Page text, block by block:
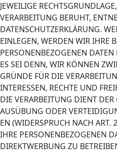
JEWEILIGE
VERARBEITUNG BERUHT,
DATENSCHUTZERKLÄRUNG.
EINLEGEN, WERDEN WIR IHRE
PERSONENBEZOGENEN
ES SEI DENN, WIR KÖNNEN
GRÜNDE FÜR DIE
INTERESSEN, RECHTE UND
DIE VERARBEITUNG DIENT
AUSÜBUNG ODER
EN (WIDERSPRUCH NACH ART.
IHRE PERSONENBEZOGENEN
DIREKTWERBUNG ZU